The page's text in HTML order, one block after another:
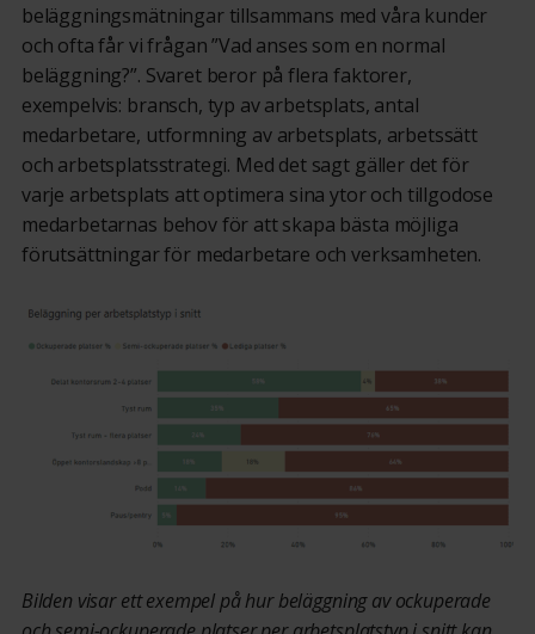
beläggningsmätningar tillsammans med våra kunder
och ofta får vi frågan ”Vad anses som en normal
beläggning?”. Svaret beror på flera faktorer,
exempelvis: bransch, typ av arbetsplats, antal
medarbetare, utformning av arbetsplats, arbetssätt
och arbetsplatsstrategi. Med det sagt gäller det för
varje arbetsplats att optimera sina ytor och tillgodose
medarbetarnas behov för att skapa bästa möjliga
förutsättningar för medarbetare och verksamheten.
Bilden visar ett exempel på hur beläggning av ockuperade